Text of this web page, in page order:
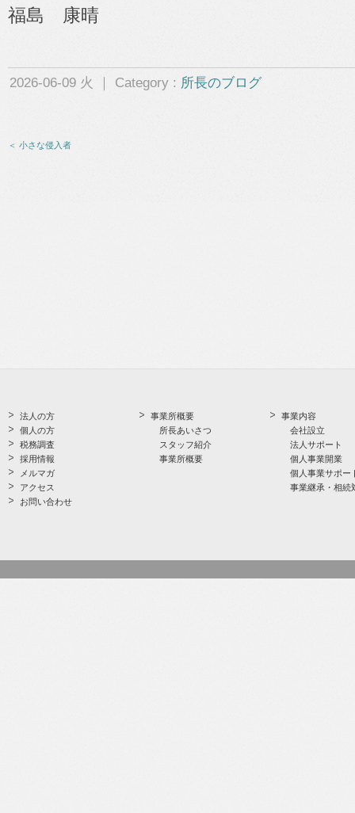
福島 康晴
2026-06-09 火 ｜ Category : 所長のブログ
＜ 小さな侵入者
法人の方
個人の方
税務調査
採用情報
メルマガ
アクセス
お問い合わせ
事業所概要
所長あいさつ
スタッフ紹介
事業所概要
事業内容
会社設立
法人サポート
個人事業開業
個人事業サポー
事業継承・相続